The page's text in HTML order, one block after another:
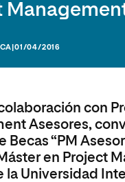
|01/04/2016
con
Asesores,
Becas “PM
en Project
la Universidad